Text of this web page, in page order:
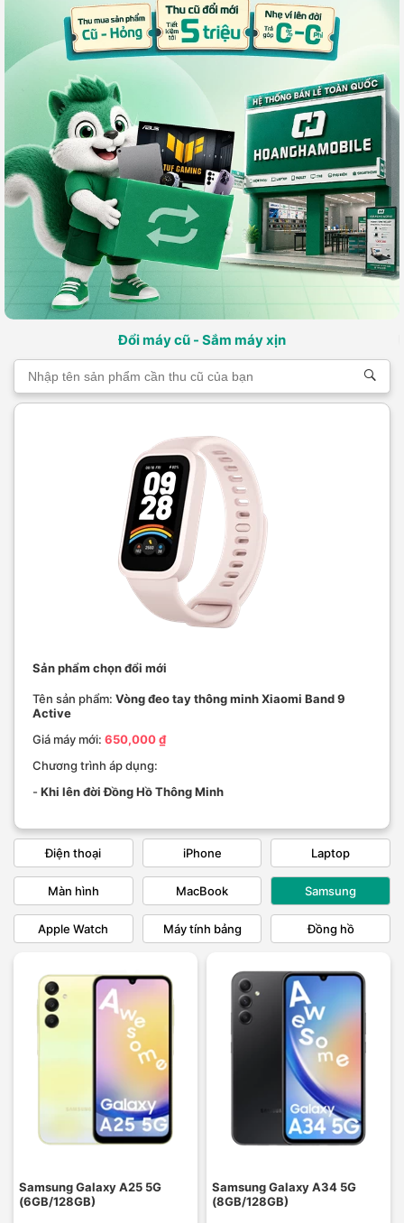
Đổi máy cũ - Sắm máy xịn
Sản phẩm chọn đổi mới
Tên sản phẩm: Vòng đeo tay thông minh Xiaomi Band 9
Active
Giá máy mới: 650,000 ₫
Chương trình áp dụng:
- Khi lên đời Đồng Hồ Thông Minh
Điện thoại iPhone Laptop
Màn hình MacBook Samsung
Apple Watch Máy tính bảng Đồng hồ
Samsung Galaxy A25 5G
(6GB/128GB)
Samsung Galaxy A34 5G
(8GB/128GB)